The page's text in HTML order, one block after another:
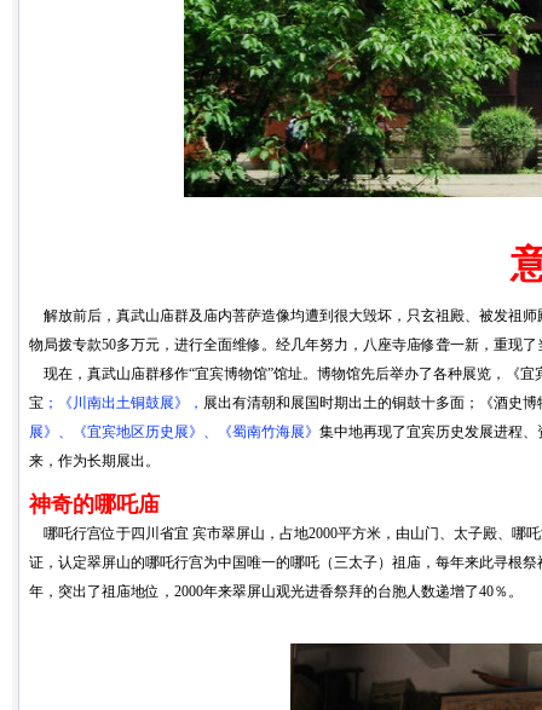
解放前后，真武山庙群及庙内菩萨造像均遭到很大毁坏，只玄祖殿、被发祖
物局拨专款50多万元，进行全面维修。经几年努力，八座寺庙修聋一新，重现
现在，真武山庙群移作“宜宾博物馆”馆址。博物馆先后举办了各种展览，《
宝 ；《川南出土铜鼓展》， 展出有清朝和展国时期出土的铜鼓十多面；《酒史
展》、《宜宾地区历史展》、《蜀南竹海展》 集中地再现了宜宾历史发展进程
来，作为长期展出。
神奇的哪吒庙
哪吒行宫位于四川省宜 宾市翠屏山，占地2000平方米，由山门、太子殿、哪
证，认定翠屏山的哪吒行宫为中国唯一的哪吒（三太子）祖庙，每年来此寻根
年，突出了祖庙地位，2000年来翠屏山观光进香祭拜的台胞人数递增了40％。